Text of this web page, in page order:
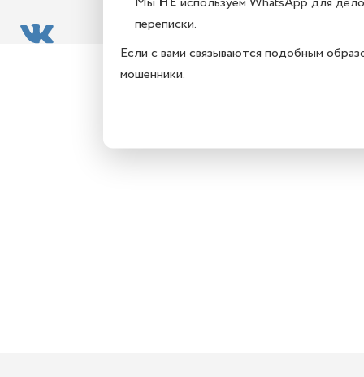
переписки.
Если с вами связываются подобным
мошенники.